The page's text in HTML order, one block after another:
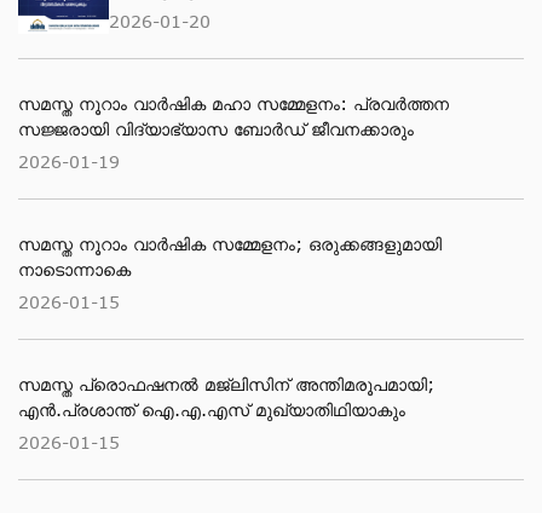
2026-01-20
സമസ്ത നൂറാം വാർഷിക മഹാ സമ്മേളനം: പ്രവർത്തന
സജ്ജരായി വിദ്യാഭ്യാസ ബോർഡ് ജീവനക്കാരും
2026-01-19
സമസ്ത നൂറാം വാർഷിക സമ്മേളനം; ഒരുക്കങ്ങളുമായി
നാടൊന്നാകെ
2026-01-15
സമസ്ത പ്രൊഫഷനൽ മജ്‌ലിസിന് അന്തിമരൂപമായി;
എൻ.പ്രശാന്ത് ഐ.എ.എസ് മുഖ്യാതിഥിയാകും
2026-01-15